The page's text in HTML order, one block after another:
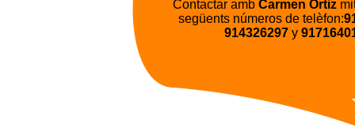
Contactar amb Carmen Ortiz
següents números de telèfon:
914326297 y